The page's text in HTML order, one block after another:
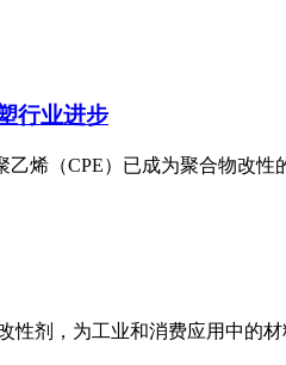
行业进步
烯（CPE）已成为聚合物改性
剂，为工业和消费应用中的